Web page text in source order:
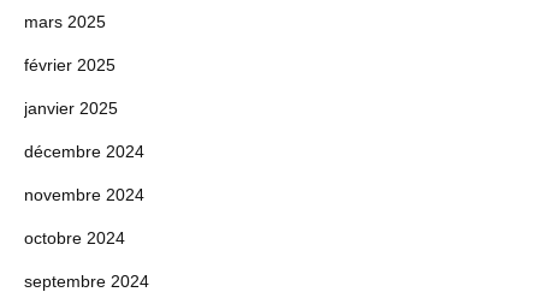
mars 2025
février 2025
janvier 2025
décembre 2024
novembre 2024
octobre 2024
septembre 2024